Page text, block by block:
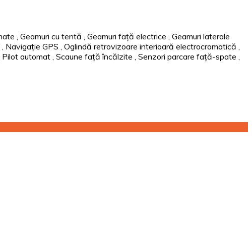
Geamuri cu tentă Geamuri față electrice Geamuri laterale
Navigație GPS Oglindă retrovizoare interioară electrocromatică
Pilot automat Scaune față încălzite Senzori parcare față-spate